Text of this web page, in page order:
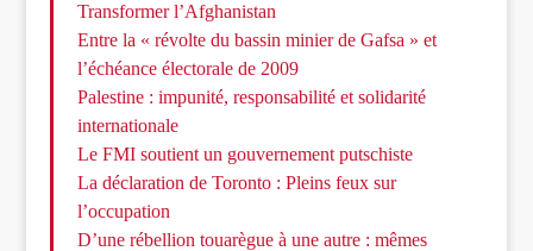
Transformer l’Afghanistan
Entre la « révolte du bassin minier de Gafsa » et
l’échéance électorale de 2009
Palestine : impunité, responsabilité et solidarité
internationale
Le FMI soutient un gouvernement putschiste
La déclaration de Toronto : Pleins feux sur
l’occupation
D’une rébellion touarègue à une autre : mêmes